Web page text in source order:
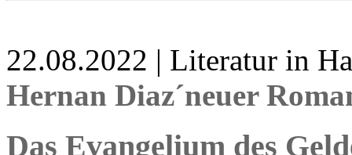
22.08.2022 | Literatur in
Hernan Diaz´neuer
Das Evangelium des